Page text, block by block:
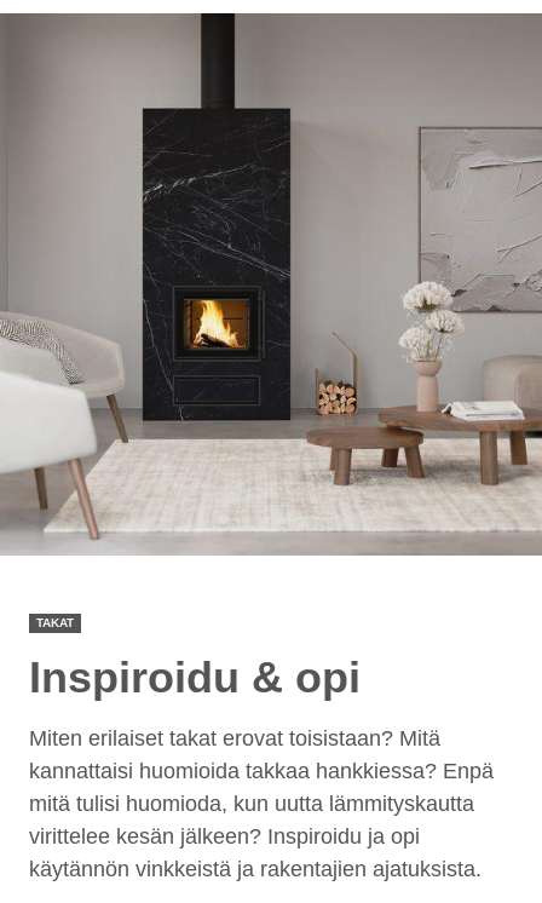
TAKAT
Inspiroidu & opi
Miten erilaiset takat erovat toisistaan? Mitä
kannattaisi huomioida takkaa hankkiessa? Enpä
mitä tulisi huomioda, kun uutta lämmityskautta
virittelee kesän jälkeen? Inspiroidu ja opi
käytännön vinkkeistä ja rakentajien ajatuksista.